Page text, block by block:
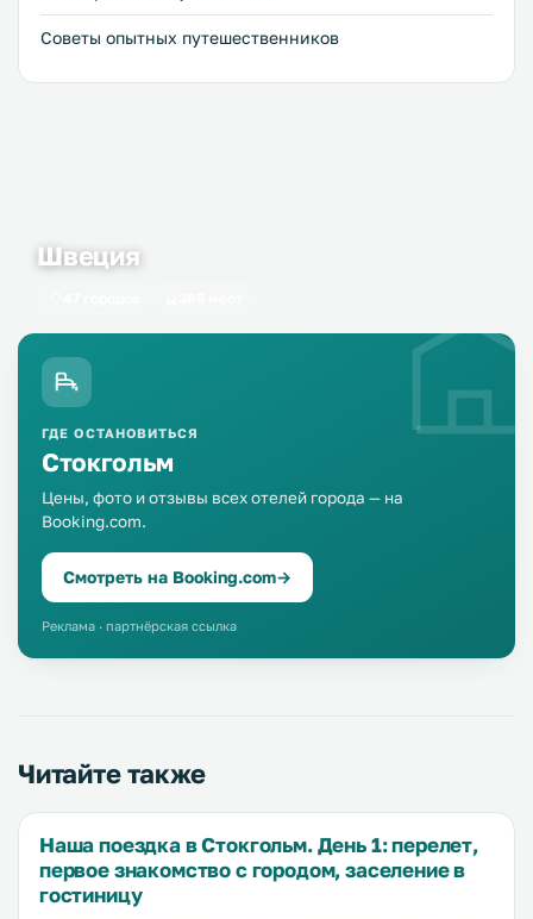
Советы опытных путешественников
Швеция
ГДЕ ОСТАНОВИТЬСЯ
Стокгольм
Цены, фото и отзывы всех отелей города — на
Booking.com.
Смотреть на Booking.com→
Реклама · партнёрская ссылка
Читайте также
Наша поездка в Стокгольм. День 1: перелет,
первое знакомство с городом, заселение в
гостиницу